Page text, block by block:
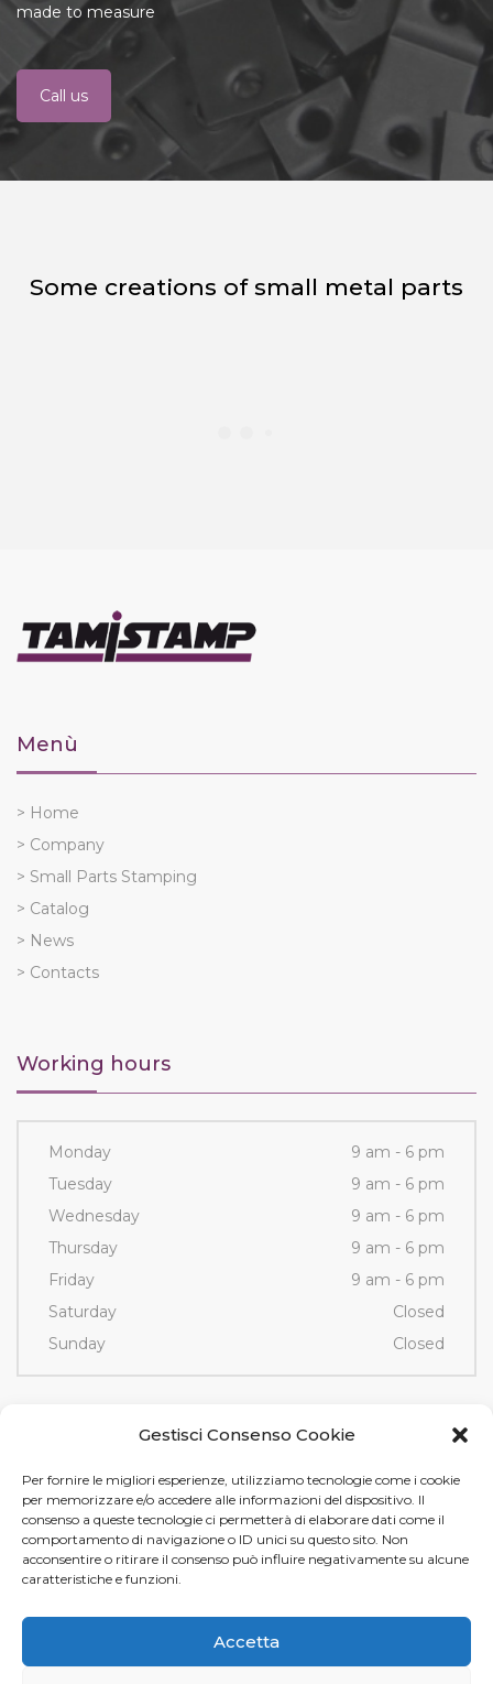
Gestisci Consenso Cookie
Per fornire le migliori esperienze, utilizziamo tecnologie come i cookie
per memorizzare e/o accedere alle informazioni del dispositivo. Il
consenso a queste tecnologie ci permetterà di elaborare dati come il
comportamento di navigazione o ID unici su questo sito. Non
acconsentire o ritirare il consenso può influire negativamente su alcune
caratteristiche e funzioni.
Accetta
made to measure
Call us
Some creations of small metal parts
Menù
> Home
> Company
> Small Parts Stamping
> Catalog
> News
> Contacts
Working hours
Monday
9 am - 6 pm
Tuesday
9 am - 6 pm
Wednesday
9 am - 6 pm
Thursday
9 am - 6 pm
Friday
9 am - 6 pm
Saturday
Closed
Sunday
Closed
Via Fornace, 3/D - 35036
Montegrotto Terme (PD)
Tel e Fax+39 049 89 12 605
info@tamistamp.com